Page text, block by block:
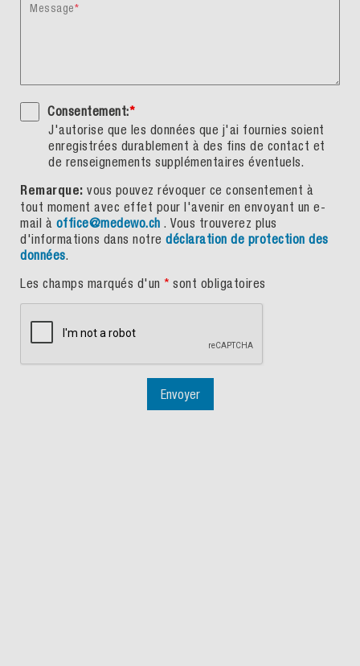
Message
Consentement:*
J'autorise que les données que j'ai fournies soient
enregistrées durablement à des fins de contact et
de renseignements supplémentaires éventuels.
Remarque: vous pouvez révoquer ce consentement à
tout moment avec effet pour l'avenir en envoyant un e-
mail à office@medewo.ch . Vous trouverez plus
d'informations dans notre déclaration de protection des
données.
Les champs marqués d'un * sont obligatoires
Envoyer